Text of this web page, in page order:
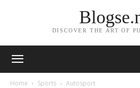
DISCOVER THE ART OF
Home Sports Autosport